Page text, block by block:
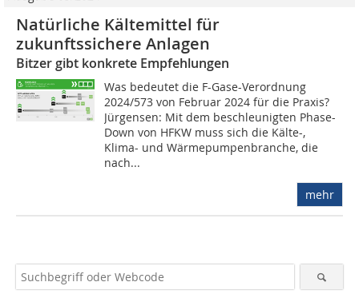
Natürliche Kältemittel für
zukunftssichere Anlagen
Bitzer gibt konkrete Empfehlungen
Was bedeutet die F-Gase-Verordnung
2024/573 von Februar 2024 für die Praxis?
Jürgensen: Mit dem beschleunigten Phase-
Down von HFKW muss sich die Kälte-,
Klima- und Wärmepumpenbranche, die
nach...
mehr